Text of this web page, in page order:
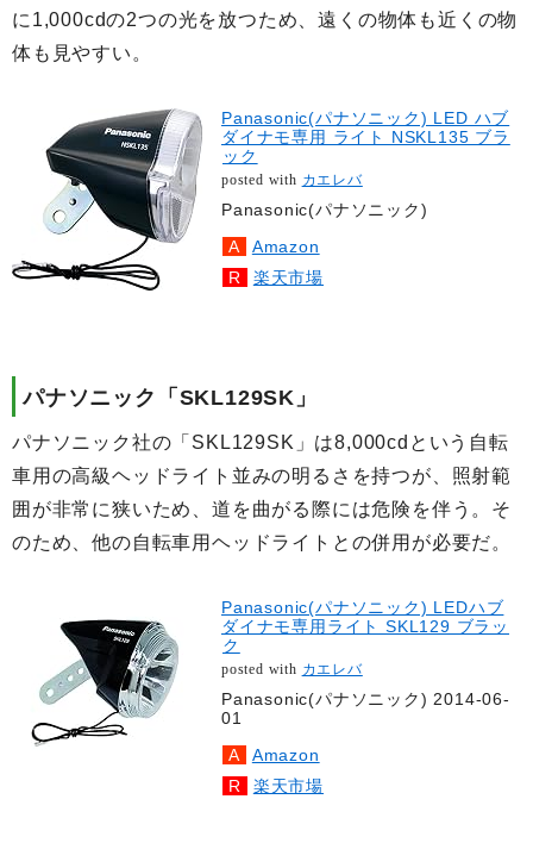
に1,000cdの2つの光を放つため、遠くの物体も近くの物
体も見やすい。
Panasonic(パナソニック) LED ハブ
ダイナモ専用 ライト NSKL135 ブラ
ック
posted with カエレバ
Panasonic(パナソニック)
Amazon
楽天市場
パナソニック「SKL129SK」
パナソニック社の「SKL129SK」は8,000cdという自転
車用の高級ヘッドライト並みの明るさを持つが、照射範
囲が非常に狭いため、道を曲がる際には危険を伴う。そ
のため、他の自転車用ヘッドライトとの併用が必要だ。
Panasonic(パナソニック) LEDハブ
ダイナモ専用ライト SKL129 ブラッ
ク
posted with カエレバ
Panasonic(パナソニック) 2014-06-
01
Amazon
楽天市場